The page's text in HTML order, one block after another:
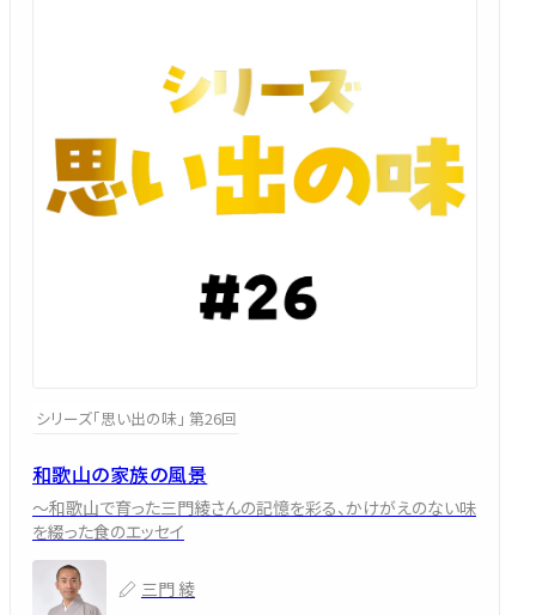
シリーズ「思い出の味」 第26回
和歌山の家族の風景
～和歌山で育った三門綾さんの記憶を彩る、かけがえのない味
を綴った食のエッセイ
三門 綾